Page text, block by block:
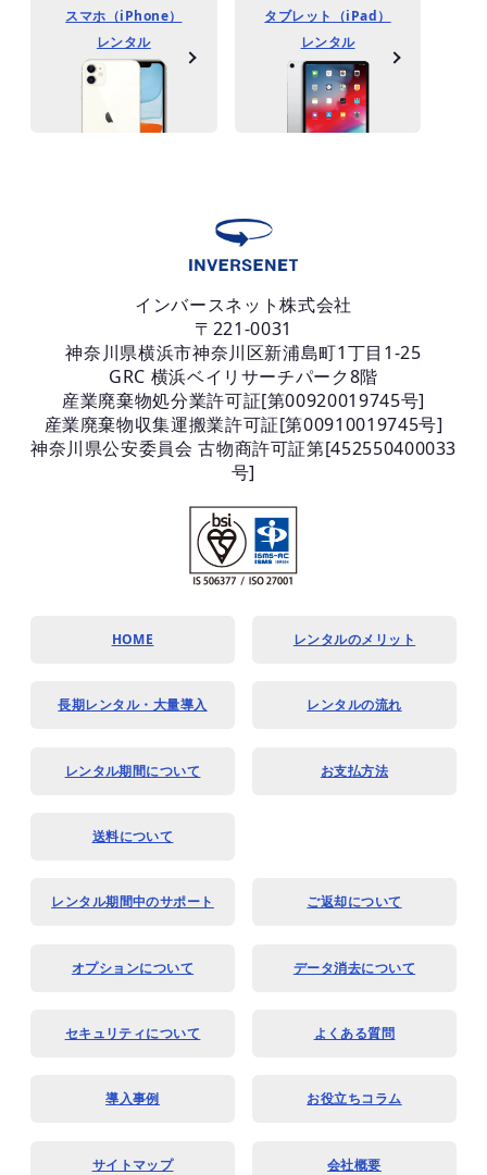
スマホ（iPhone）
レンタル
タブレット（iPad）
レンタル
インバースネット株式会社
〒221-0031
神奈川県横浜市神奈川区新浦島町1丁目1-25
GRC 横浜ベイリサーチパーク8階
産業廃棄物処分業許可証[第00920019745号]
産業廃棄物収集運搬業許可証[第00910019745号]
神奈川県公安委員会 古物商許可証第[452550400033
号]
HOME レンタルのメリット
長期レンタル・大量導入 レンタルの流れ
レンタル期間について お支払方法
送料について
レンタル期間中のサポート ご返却について
オプションについて データ消去について
セキュリティについて よくある質問
導入事例 お役立ちコラム
サイトマップ 会社概要